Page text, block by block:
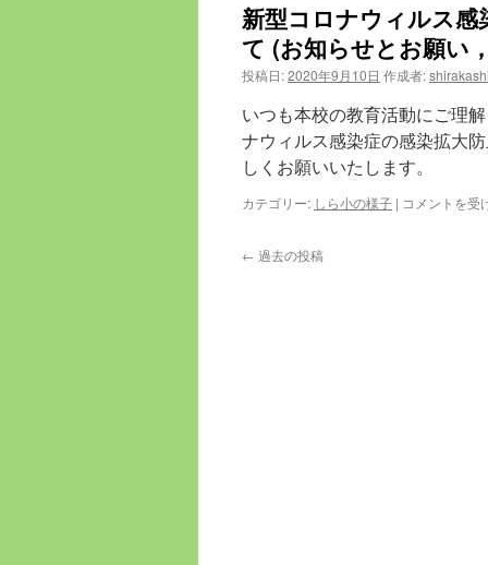
は
出
前
講
座
あ
り
ま
し
(9/10,5
新型コロナウィルス感
て (お知らせとお願い
投稿日:2020年9月10日 作成者:
いつも本校の教育活動にご理
ナウィルス感染症の感染拡大
しくお願いいたします。
カテゴリー: しら小の様子 | 新
コメントを受
← 過去の投稿